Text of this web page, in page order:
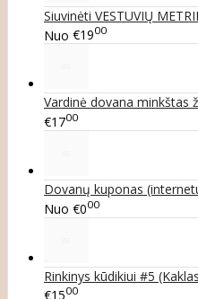
Siuvinėti VESTUVIŲ
Nuo €1900
Vardinė dovana minkštas
€1700
Dovanų kuponas
Nuo €000
Rinkinys kūdikiui #5
€1500